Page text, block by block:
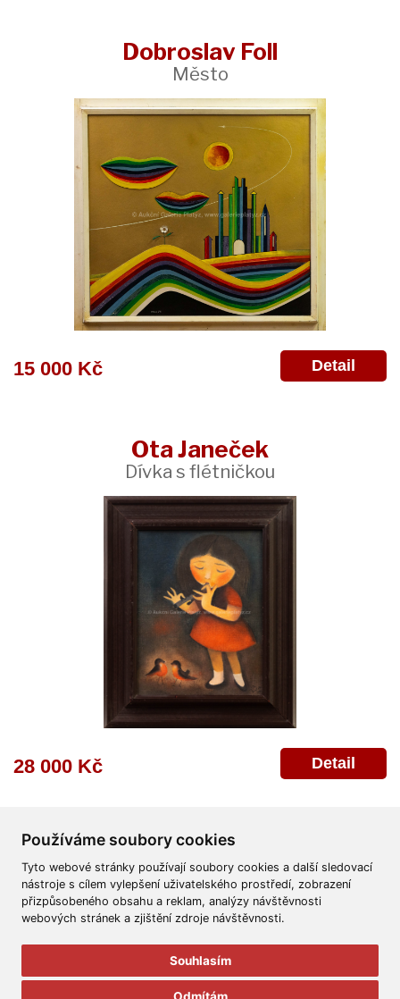
Používáme soubory cookies
Tyto webové stránky používají soubory cookies a další sledovací
nástroje s cílem vylepšení uživatelského prostředí, zobrazení
přizpůsobeného obsahu a reklam, analýzy návštěvnosti
webových stránek a zjištění zdroje návštěvnosti.
Souhlasím
Dobroslav Foll
Město
15 000 Kč Detail
Ota Janeček
Dívka s flétničkou
28 000 Kč Detail
Všeobecné obchodní podmínky Reklamační řád
Ochrana osobních údajů